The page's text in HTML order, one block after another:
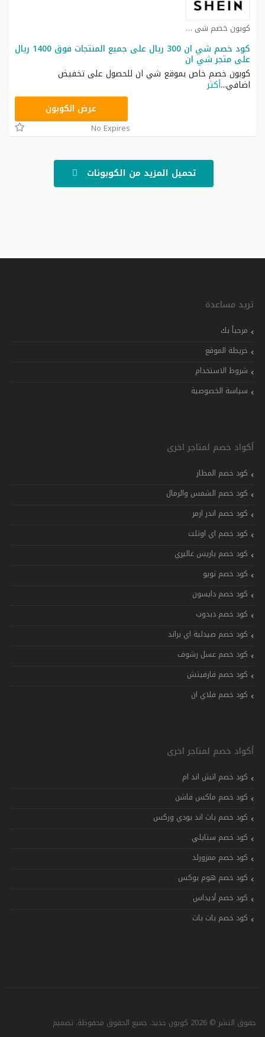
كوبون خصم شي ان كوبون
كود خصم شي ان 300 ريال على جميع المنتجات فوق 1400 ريال
على متجر شي ان
كوبون خصم خاص بموقع شي ان للحصول على تخفيض
اضافي...أكثر
عرض الكوبون
No Expires
تحميل المزيد من الكوبونات
تريد مساعدة
مرحباً بك
خريطة الموقع
شروط الاستخدام
سياسة الخصوصية
أكواد خصم لمتاجر اخرى
كود خصم المطار
كود خصم الشمس والرمال
كود خصم اندر ارمر
كود خصم اي اوتلت
كود خصم باريس غاليري
كود خصم تويو
كود خصم دايسون
كود خصم دبدوب
كود خصم صيدلية اي براند
كود خصم عسل رشوف
كود خصم فارفيتش
كود خصم فلاي ان
أكواد خصم لمتاجر اخرى
كود خصم اتش اند ام
كود خصم ماكس فاشن
كود خصم باث اند بودي وركس
كود خصم ستايلي
كود خصم ممزورلد
كود خصم هوم بوكس
كود خصم أديداس
كود خصم بات بات
حقوق النشر © 2026 كوبون جديد. جميع الحقوق محفوظة. تصميم